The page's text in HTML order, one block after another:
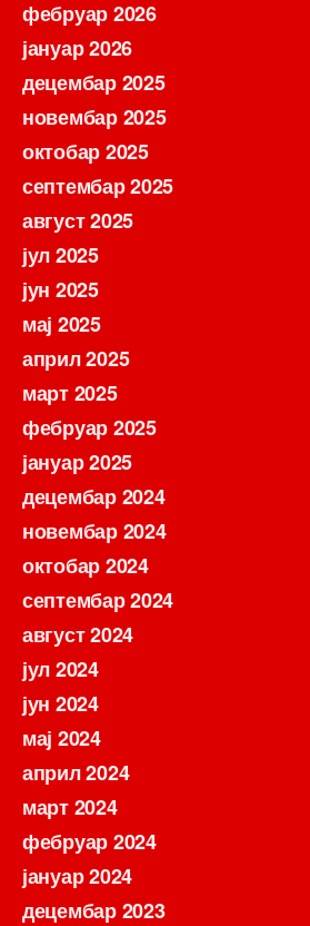
фебруар 2026
јануар 2026
децембар 2025
новембар 2025
октобар 2025
септембар 2025
август 2025
јул 2025
јун 2025
мај 2025
април 2025
март 2025
фебруар 2025
јануар 2025
децембар 2024
новембар 2024
октобар 2024
септембар 2024
август 2024
јул 2024
јун 2024
мај 2024
април 2024
март 2024
фебруар 2024
јануар 2024
децембар 2023